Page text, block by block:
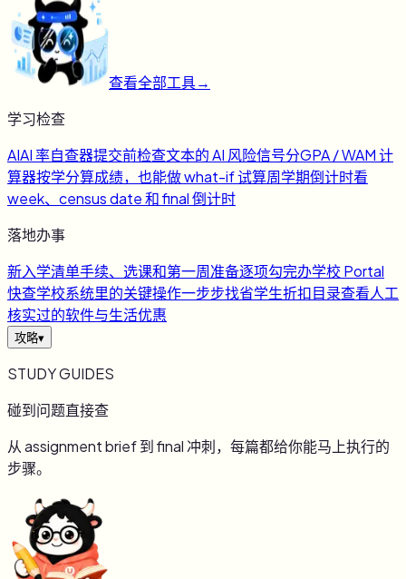
查看全部工具→
学习检查
AIAI 率自查器提交前检查文本的 AI 风险信号分GPA / WAM 计
算器按学分算成绩，也能做 what-if 试算周学期倒计时看
week、census date 和 final 倒计时
落地办事
新入学清单手续、选课和第一周准备逐项勾完办学校 Portal
快查学校系统里的关键操作一步步找省学生折扣目录查看人工
核实过的软件与生活优惠
攻略▾
STUDY GUIDES
碰到问题直接查
从 assignment brief 到 final 冲刺，每篇都给你能马上执行的
步骤。